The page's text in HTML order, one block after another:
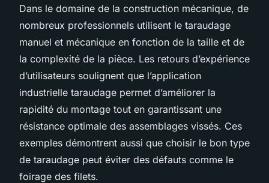
Dans le domaine de la construction mécanique, de
nombreux professionnels utilisent le taraudage
manuel et mécanique en fonction de la taille et de
la complexité de la pièce. Les retours d’expérience
d’utilisateurs soulignent que l’application
industrielle taraudage permet d’améliorer la
rapidité du montage tout en garantissant une
résistance optimale des assemblages vissés. Ces
exemples démontrent aussi que choisir le bon type
de taraudage peut éviter des défauts comme le
foirage des filets.